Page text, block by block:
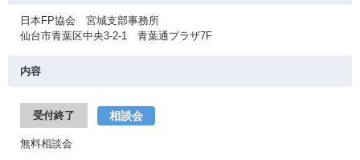
日本FP協会 宮城支部事務所
仙台市青葉区中央3-2-1 青葉通プラザ7F
内容
受付終了 相談会
無料相談会